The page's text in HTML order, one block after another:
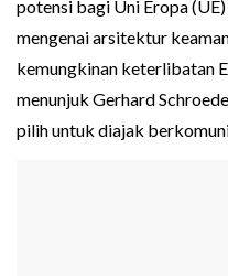
potensi bagi Uni Eropa
mengenai arsitektur
kemungkinan keterlibatan
menunjuk Gerhard
pilih untuk diajak